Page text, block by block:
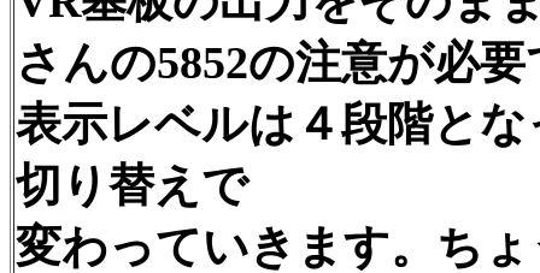
さんの5852の注意が必
表示レベルは４段階と
切り替えで
変わっていきます。ち